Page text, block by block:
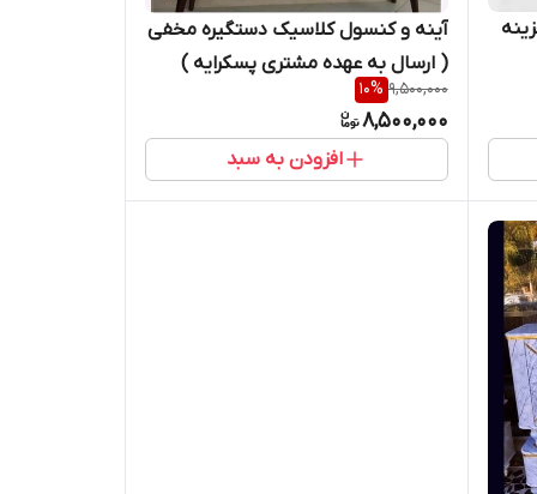
آینه و کنسول کلاسیک دستگیره مخفی
( ارسال به عهده مشتری پسکرایه )
9,500,000
10%
8,500,000
افزودن به سبد